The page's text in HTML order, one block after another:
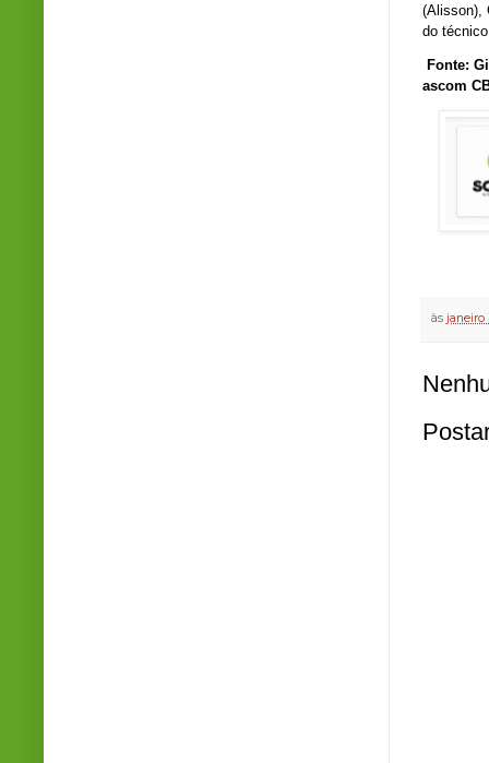
(Alisson),
do
Fonte:
ascom
às janeiro